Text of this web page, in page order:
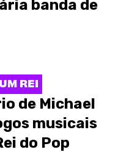
banda de
REI
de Michael
musicais
do Pop